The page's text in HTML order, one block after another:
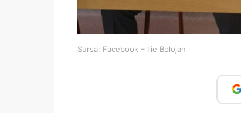
Sursa: Facebook – Ilie Bolojan